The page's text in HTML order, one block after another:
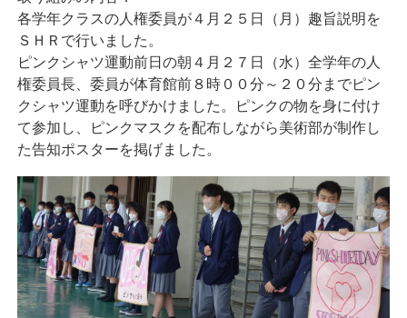
各学年クラスの人権委員が４月２５日（月）趣旨説明を
ＳＨＲで行いました。
ピンクシャツ運動前日の朝４月２７日（水）全学年の人
権委員長、委員が体育館前８時００分～２０分までピン
クシャツ運動を呼びかけました。ピンクの物を身に付け
て参加し、ピンクマスクを配布しながら美術部が制作し
た告知ポスターを掲げました。